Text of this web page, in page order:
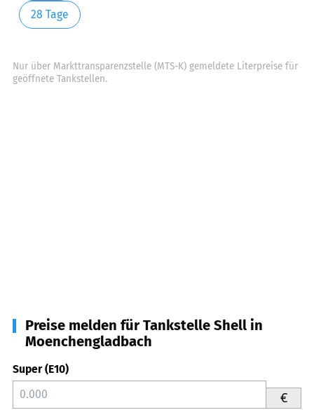
28 Tage
Nur über Markttransparenzstelle (MTS-K) gemeldete Literpreise für
geöffnete Tankstellen.
Preise melden für Tankstelle Shell in
Moenchengladbach
Super (E10)
€